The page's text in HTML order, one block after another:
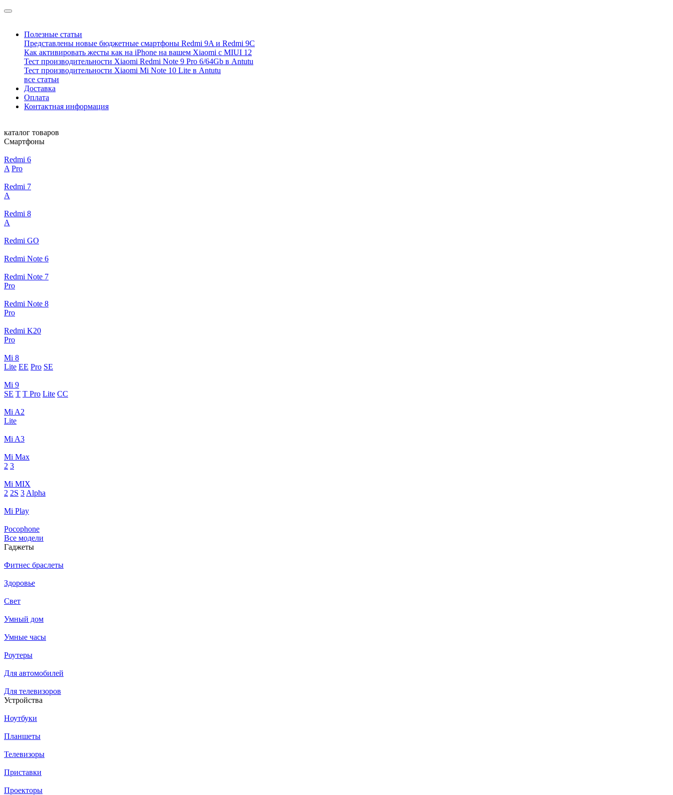
Полезные статьи
Представлены новые бюджетные смартфоны Redmi 9A и Redmi 9C
Как активировать жесты как на iPhone на вашем Xiaomi с MIUI 12
Тест производительности Xiaomi Redmi Note 9 Pro 6/64Gb в Antutu
Тест производительности Xiaomi Mi Note 10 Lite в Antutu
все статьи
Доставка
Оплата
Контактная информация
каталог товаров
Смартфоны
Redmi 6
A Pro
Redmi 7
A
Redmi 8
A
Redmi GO
Redmi Note 6
Redmi Note 7
Pro
Redmi Note 8
Pro
Redmi K20
Pro
Mi 8
Lite EE Pro SE
Mi 9
SE T T Pro Lite CC
Mi A2
Lite
Mi A3
Mi Max
2 3
Mi MIX
2 2S 3 Alpha
Mi Play
Pocophone
Все модели
Гаджеты
Фитнес браслеты
Здоровье
Свет
Умный дом
Умные часы
Роутеры
Для автомобилей
Для телевизоров
Устройства
Ноутбуки
Планшеты
Телевизоры
Приставки
Проекторы